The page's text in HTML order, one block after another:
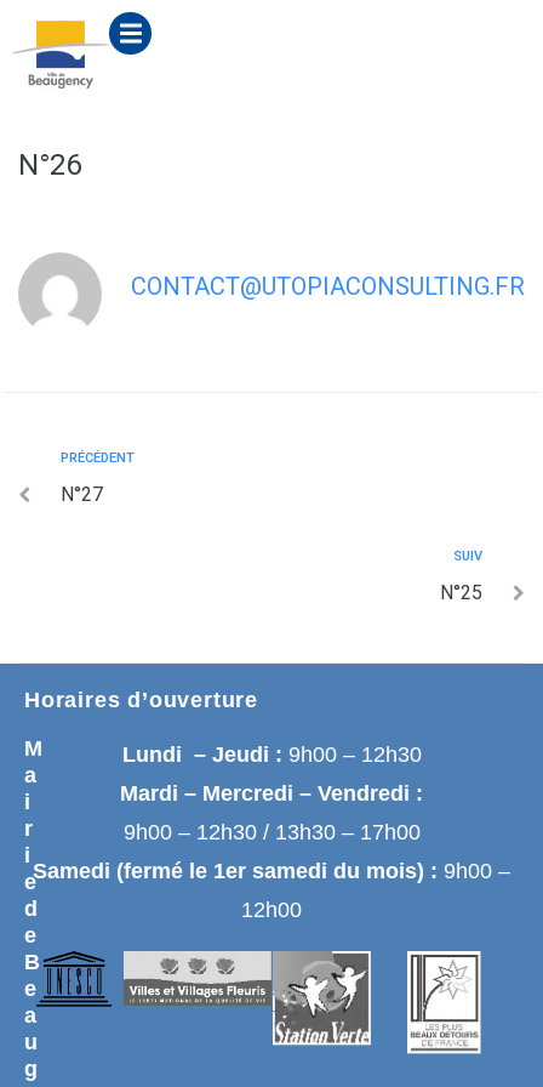
principal
N°26
CONTACT@UTOPIACONSULTING.FR
PRÉCÉDENT
N°27
SUIV
N°25
M
a
i
r
i
e
d
e
B
e
a
u
g
Horaires d’ouverture
Lundi – Jeudi : 9h00 – 12h30
Mardi – Mercredi – Vendredi :
9h00 – 12h30 / 13h30 – 17h00
Samedi (fermé le 1er samedi du mois) : 9h00 –
12h00